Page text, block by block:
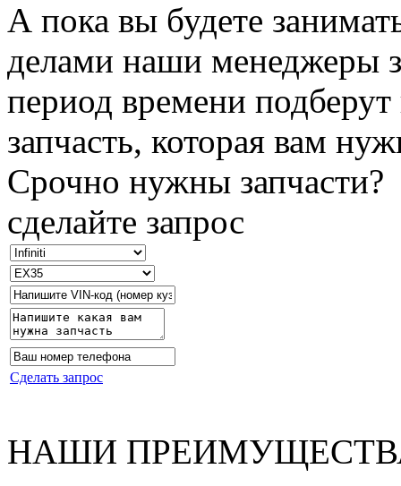
А пока вы будете
делами наши менеджеры
период времени
запчасть, которая вам
Срочно нужны запчасти?
сделайте запрос
Сделать запрос
НАШИ